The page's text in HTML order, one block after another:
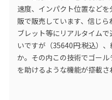
速度、インパクト位置など
販で販売しています、信じ
ブレット等にリアルタイム
いですが（35640円:税込）
か。その内この技術でゴー
を助けるような機能が搭載さ